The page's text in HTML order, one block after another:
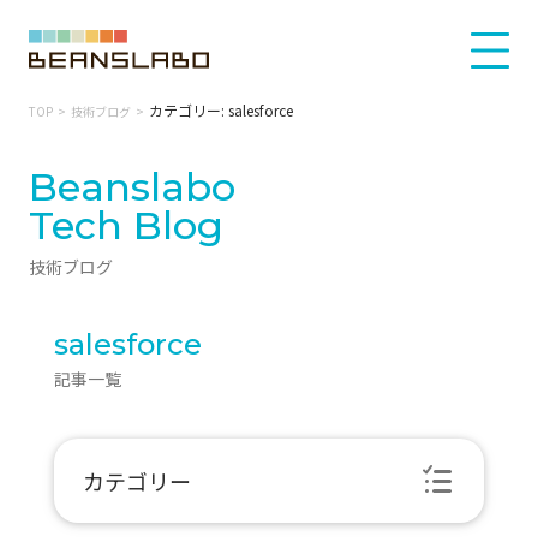
TOP 技術ブログ カテゴリー: salesforce
Beanslabo
Tech Blog
技術ブログ
salesforce
記事一覧
カテゴリー